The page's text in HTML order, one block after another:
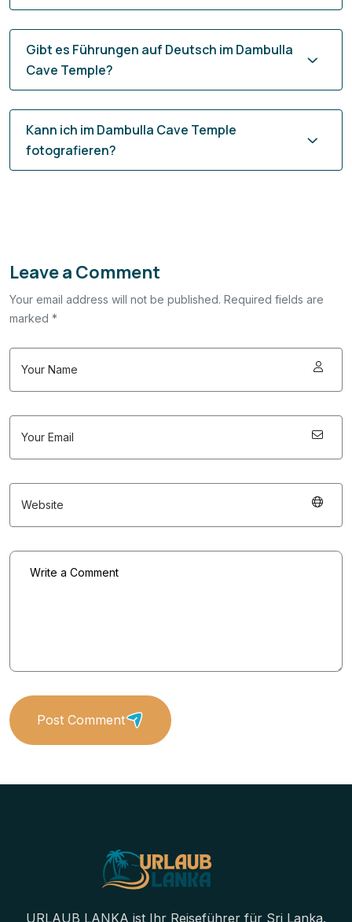
Gibt es Führungen auf Deutsch im Dambulla
Cave Temple?
Kann ich im Dambulla Cave Temple
fotografieren?
Leave a Comment
Your email address will not be published. Required fields are
marked *
Post Comment
URLAUB LANKA ist Ihr Reiseführer für Sri Lanka.